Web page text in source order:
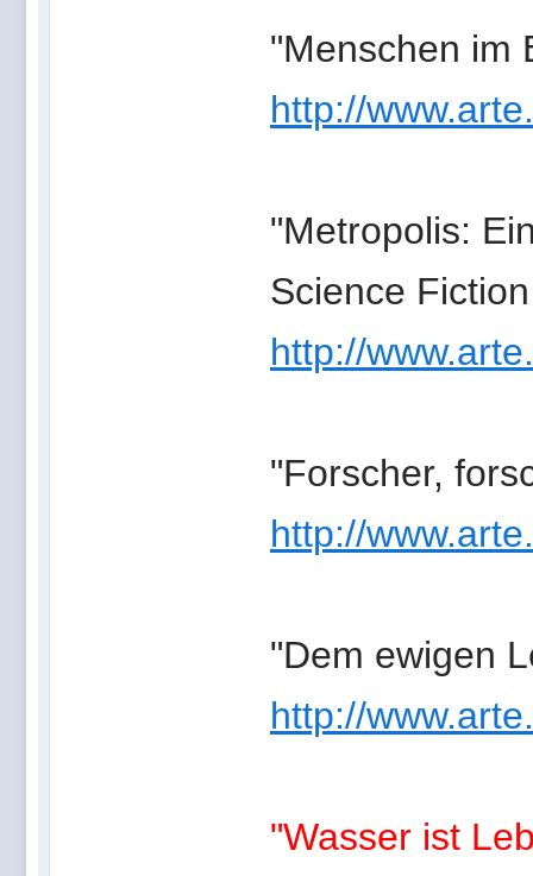
"Menschen im
http://
"Metropolis:
Science
http://
"Forscher,
http://
"Dem ewigen
http://
"Wasser ist